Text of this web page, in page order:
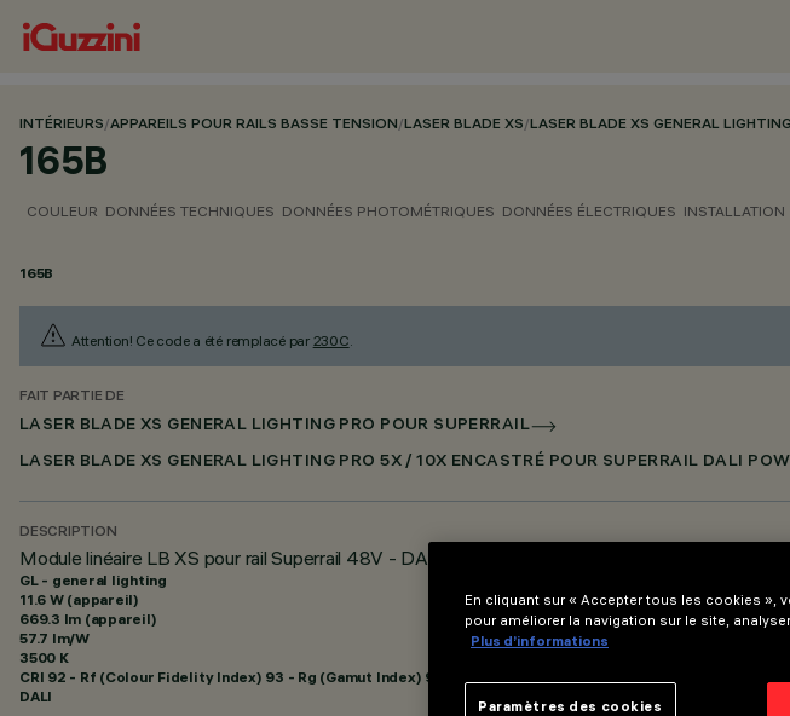
INTÉRIEURS/APPAREILS POUR RAILS BASSE TENSION/LASER BLADE XS/LASER BLADE XS GENERAL
165B
COULEUR DONNÉES TECHNIQUES DONNÉES PHOTOMÉTRIQUES DONNÉES ÉLECTRIQUES INSTALLATION
165B
Attention! Ce code a été remplacé par 230C.
FAIT PARTIE DE
LASER BLADE XS GENERAL LIGHTING PRO POUR SUPERRAIL
LASER BLADE XS GENERAL LIGHTING PRO 5X / 10X ENCASTRÉ POUR SUPERRAIL DALI
DESCRIPTION
Module linéaire LB XS pour rail Superrail 48V - DALI Powerline - GL Pro 5 cellules
GL - general lighting
11.6 W (appareil)
669.3 lm (appareil)
57.7 lm/W
3500 K
CRI 92 - Rf (Colour Fidelity Index) 93 - Rg (Gamut Index) 99
DALI
En cliquant sur « Accepter tous les cookies »,
pour améliorer la navigation sur le site,
Plus d’informations
Paramètres des cookies